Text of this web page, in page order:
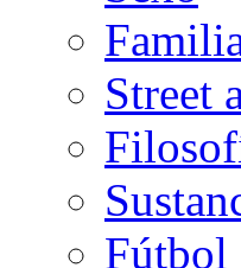
Street
Fútbol